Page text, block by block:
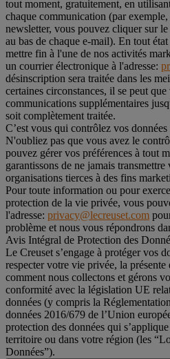
tout moment, gratuitement, en
chaque communication (par
newsletter, vous pouvez cliquer sur
au bas de chaque e-mail). En tout
mettre fin à l'une de nos activités
un courrier électronique à l'adresse:
désinscription sera traitée dans les
certaines circonstances, il se peut
communications supplémentaires
soit complètement traitée.
C’est vous qui contrôlez vos données
N'oubliez pas que vous avez le
pouvez gérer vos préférences à tout
garantissons de ne jamais transmettre
organisations tierces à des fins
Pour toute information ou pour
protection de la vie privée, vous
l'adresse: privacy@lecreuset.com
problème et nous vous répondrons
Avis Intégral de Protection des
Le Creuset s’engage à protéger vos
respecter votre vie privée, la
comment nous collectons et gérons
conformité avec la législation UE
données (y compris la
données 2016/679 de l’Union
protection des données qui
territoire ou dans votre région (les
Données”).